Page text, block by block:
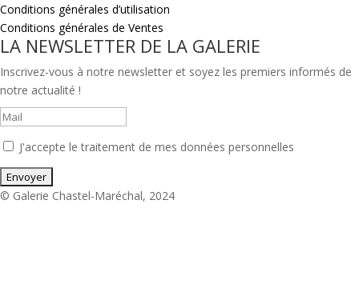
Conditions générales d’utilisation
Conditions générales de Ventes
LA NEWSLETTER DE LA GALERIE
Inscrivez-vous à notre newsletter et soyez les premiers informés de
notre actualité !
J'accepte le traitement de mes données personnelles
© Galerie Chastel-Maréchal, 2024